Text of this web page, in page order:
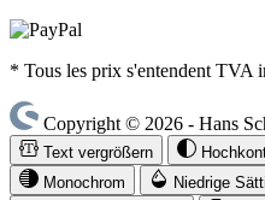
* Tous les prix s'entendent TVA
Copyright © 2026 - Hans
Text vergrößern
Monochrom
Niedrige